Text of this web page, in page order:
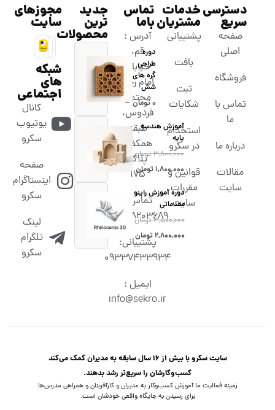
دسترسی
سریع
صفحه
اصلی
فروشگاه
تماس با
ما
درباره ما
مقالات
سایت
خدمات
مشتریان
پشتیبانی
بافت
ثبت
شکایات
استخدام
در سکرو
قوانین و
مقررات
سایت
تماس
باما
آدرس :
قم،
خیابان
امام رضا،
مجتمع
فردوس،
طبقه
همکف،
پلاک
۱۷۵
تماس :
02538203689
پشتیبانی:
09337433934
ایمیل :
info@sekro.ir
جدید
ترین
محصولات
دوره
طراحی
گره های
شش
۰تومان
آموزش هندسه
پایه
۳,۸۰۰,۰۰۰تومان
۱,۸۰۰,۰۰۰تومان
دوره آموزش راینو
مقدماتی
۳,۵۰۰,۰۰۰تومان
۲,۸۰۰,۰۰۰تومان
مجوزهای
سایت
شبکه
های
اجتماعی
کانال
یوتیوب
سکرو
صفحه
اینستاگرام
سکرو
لینک
تلگرام
سکرو
سایت سکرو با بیش از 16 سال سابقه به مدیران کمک می‌کند
کسب‌و‌کارشان را سریع‌تر رشد بدهند.
زمینه فعالیت ما آموزش کسب‌وکار به مدیران و کارآفرینان و همراهی مدرس‌ها
برای رسیدن به جایگاه واقعی خودشان است.